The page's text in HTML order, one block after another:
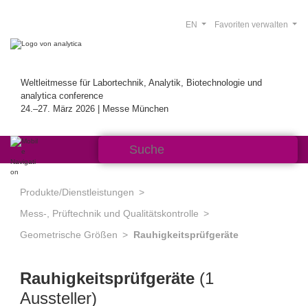
Weltleitmesse für Labortechnik, Analytik, Biotechnologie und
analytica conference
24.–27. März 2026 | Messe München
Favoriten verwalten
EN
Produkte/Dienstleistungen
Mess-, Prüftechnik und Qualitätskontrolle
Geometrische Größen
Rauhigkeitsprüfgeräte
Rauhigkeitsprüfgeräte (1
Aussteller)